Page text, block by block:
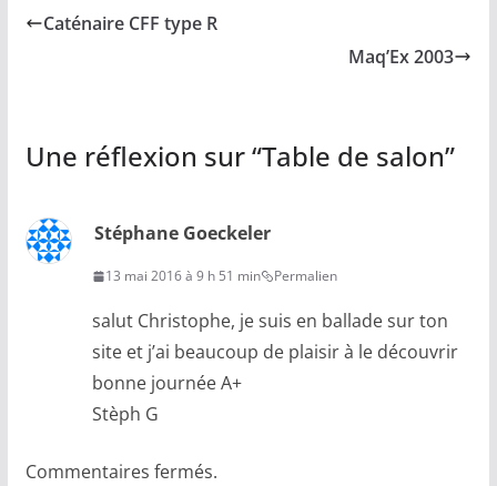
Caténaire CFF type R
Maq’Ex 2003
Une réflexion sur “Table de salon”
Stéphane Goeckeler
13 mai 2016 à 9 h 51 min Permalien
salut Christophe, je suis en ballade sur ton
site et j’ai beaucoup de plaisir à le découvrir
bonne journée A+
Stèph G
Commentaires fermés.